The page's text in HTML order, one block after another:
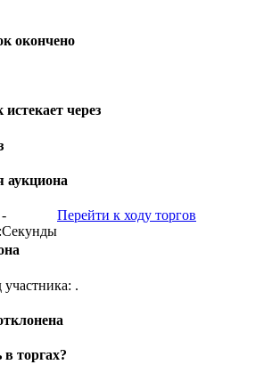
окончено
через
аукциона
:
-
Секунды
Перейти к ходу торгов
.
торгах?